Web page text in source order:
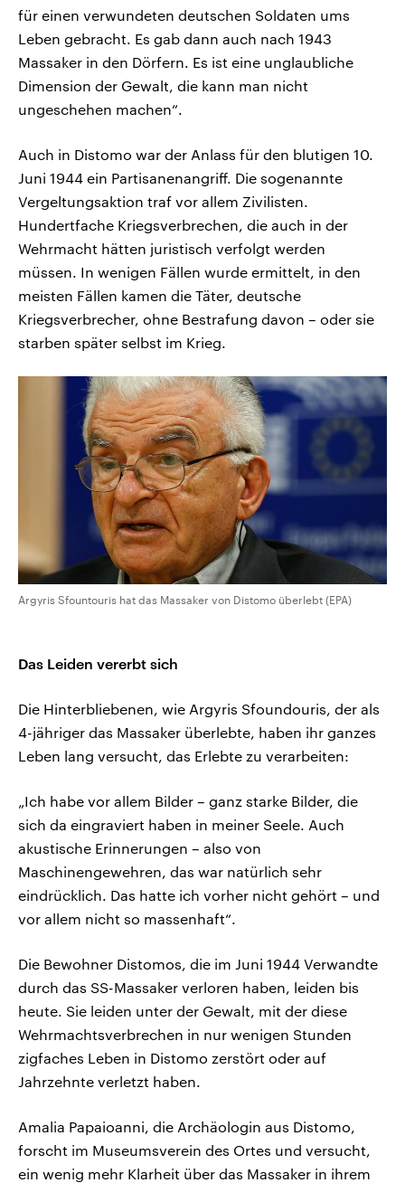
für einen verwundeten deutschen Soldaten ums
Leben gebracht. Es gab dann auch nach 1943
Massaker in den Dörfern. Es ist eine unglaubliche
Dimension der Gewalt, die kann man nicht
ungeschehen machen“.
Auch in Distomo war der Anlass für den blutigen 10.
Juni 1944 ein Partisanenangriff. Die sogenannte
Vergeltungsaktion traf vor allem Zivilisten.
Hundertfache Kriegsverbrechen, die auch in der
Wehrmacht hätten juristisch verfolgt werden
müssen. In wenigen Fällen wurde ermittelt, in den
meisten Fällen kamen die Täter, deutsche
Kriegsverbrecher, ohne Bestrafung davon – oder sie
starben später selbst im Krieg.
Argyris Sfountouris hat das Massaker von Distomo überlebt (EPA)
Das Leiden vererbt sich
Die Hinterbliebenen, wie Argyris Sfoundouris, der als
4-jähriger das Massaker überlebte, haben ihr ganzes
Leben lang versucht, das Erlebte zu verarbeiten:
„Ich habe vor allem Bilder – ganz starke Bilder, die
sich da eingraviert haben in meiner Seele. Auch
akustische Erinnerungen – also von
Maschinengewehren, das war natürlich sehr
eindrücklich. Das hatte ich vorher nicht gehört – und
vor allem nicht so massenhaft“.
Die Bewohner Distomos, die im Juni 1944 Verwandte
durch das SS-Massaker verloren haben, leiden bis
heute. Sie leiden unter der Gewalt, mit der diese
Wehrmachtsverbrechen in nur wenigen Stunden
zigfaches Leben in Distomo zerstört oder auf
Jahrzehnte verletzt haben.
Amalia Papaioanni, die Archäologin aus Distomo,
forscht im Museumsverein des Ortes und versucht,
ein wenig mehr Klarheit über das Massaker in ihrem